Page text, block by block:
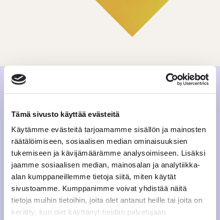
Tämä sivusto käyttää evästeitä
Käytämme evästeitä tarjoamamme sisällön ja mainosten
räätälöimiseen, sosiaalisen median ominaisuuksien
tukemiseen ja kävijämäärämme analysoimiseen. Lisäksi
jaamme sosiaalisen median, mainosalan ja analytiikka-
alan kumppaneillemme tietoja siitä, miten käytät
sivustoamme. Kumppanimme voivat yhdistää näitä
tietoja muihin tietoihin, joita olet antanut heille tai joita on
kerätty, kun olet käyttänyt heidän palvelujaan.